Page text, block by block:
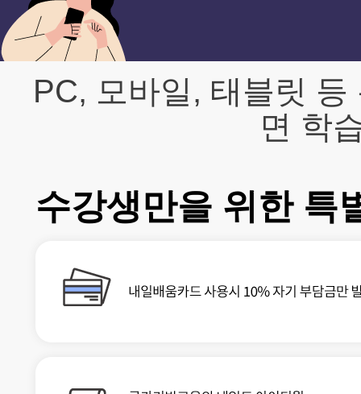
PC, 모바일, 태블릿
면 학
수강생만을 위한 특